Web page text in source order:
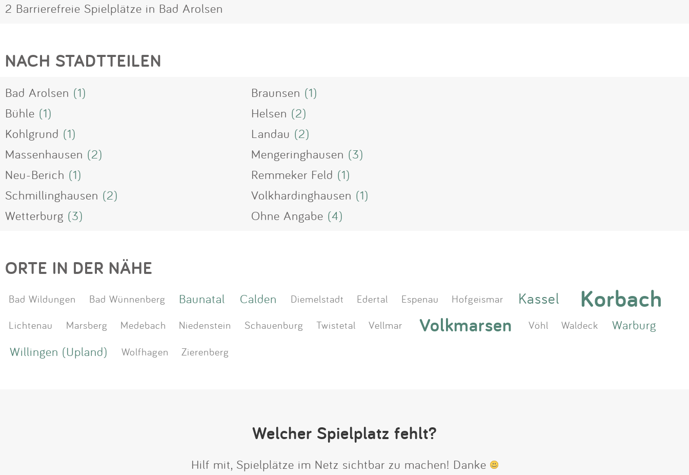
2 Barrierefreie Spielplätze in Bad Arolsen
NACH STADTTEILEN
Bad Arolsen (1) Braunsen (1)
Bühle (1) Helsen (2)
Kohlgrund (1) Landau (2)
Massenhausen (2) Mengeringhausen (3)
Neu-Berich (1) Remmeker Feld (1)
Schmillinghausen (2) Volkhardinghausen (1)
Wetterburg (3) Ohne Angabe (4)
ORTE IN DER NÄHE
Bad Wildungen Bad Wünnenberg Baunatal Calden Diemelstadt Edertal Espenau Hofgeismar Kassel Korbach
Lichtenau Marsberg Medebach Niedenstein Schauenburg Twistetal Vellmar Volkmarsen Vöhl Waldeck
Warburg
Willingen (Upland)
Wolfhagen Zierenberg
Welcher Spielplatz fehlt?
Hilf mit, Spielplätze im Netz sichtbar zu machen! Danke